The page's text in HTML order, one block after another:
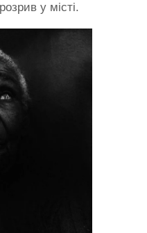
у місті.